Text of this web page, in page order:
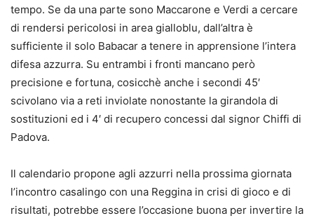
tempo. Se da una parte sono Maccarone e Verdi a cercare
di rendersi pericolosi in area gialloblu, dall’altra è
sufficiente il solo Babacar a tenere in apprensione l’intera
difesa azzurra. Su entrambi i fronti mancano però
precisione e fortuna, cosicchè anche i secondi 45′
scivolano via a reti inviolate nonostante la girandola di
sostituzioni ed i 4′ di recupero concessi dal signor Chiffi di
Padova.
Il calendario propone agli azzurri nella prossima giornata
l’incontro casalingo con una Reggina in crisi di gioco e di
risultati, potrebbe essere l’occasione buona per invertire la